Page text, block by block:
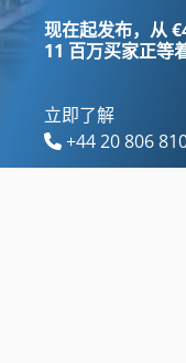
Makino Snc 64
现在起发布，从
11 百万买家正等
立即了解
+44 20 806